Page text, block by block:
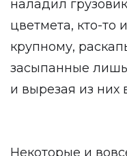
наладил
цветмета, кто-то
крупному,
засыпанные
и вырезая из них
Некоторые и